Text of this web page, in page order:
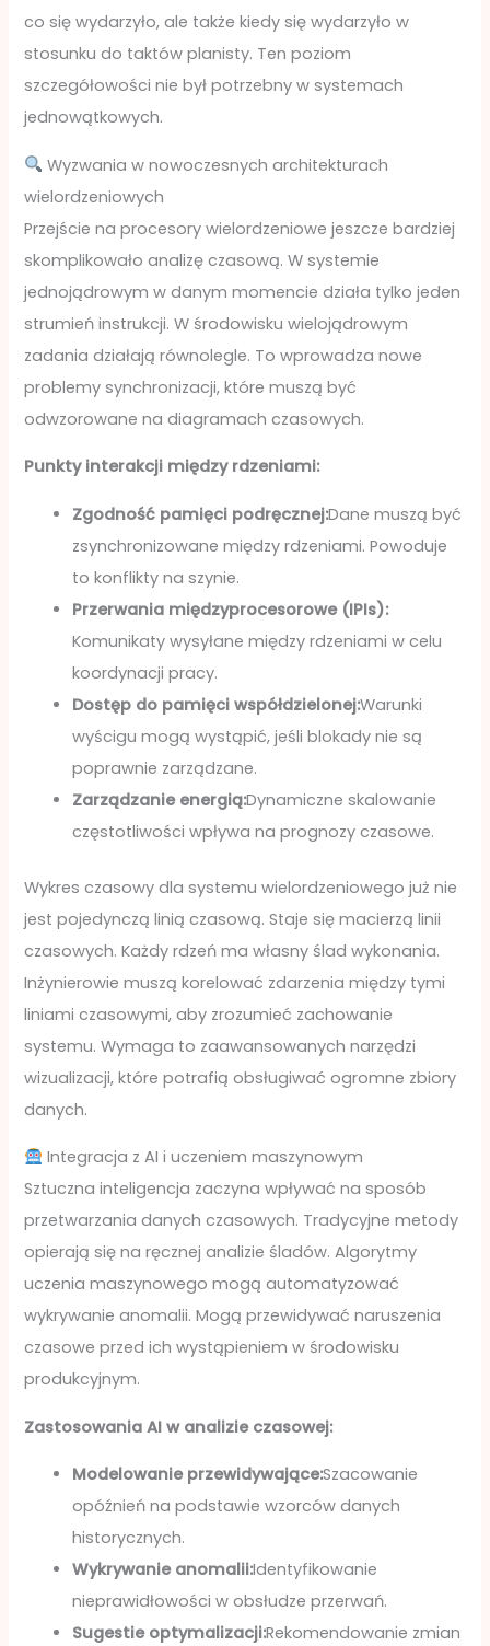
co się wydarzyło, ale także kiedy się wydarzyło w
stosunku do taktów planisty. Ten poziom
szczegółowości nie był potrzebny w systemach
jednowątkowych.
Wyzwania w nowoczesnych architekturach
wielordzeniowych
Przejście na procesory wielordzeniowe jeszcze bardziej
skomplikowało analizę czasową. W systemie
jednojądrowym w danym momencie działa tylko jeden
strumień instrukcji. W środowisku wielojądrowym
zadania działają równolegle. To wprowadza nowe
problemy synchronizacji, które muszą być
odwzorowane na diagramach czasowych.
Punkty interakcji między rdzeniami:
Zgodność pamięci podręcznej:Dane muszą być
zsynchronizowane między rdzeniami. Powoduje
to konflikty na szynie.
Przerwania międzyprocesorowe (IPIs):
Komunikaty wysyłane między rdzeniami w celu
koordynacji pracy.
Dostęp do pamięci współdzielonej:Warunki
wyścigu mogą wystąpić, jeśli blokady nie są
poprawnie zarządzane.
Zarządzanie energią:Dynamiczne skalowanie
częstotliwości wpływa na prognozy czasowe.
Wykres czasowy dla systemu wielordzeniowego już nie
jest pojedynczą linią czasową. Staje się macierzą linii
czasowych. Każdy rdzeń ma własny ślad wykonania.
Inżynierowie muszą korelować zdarzenia między tymi
liniami czasowymi, aby zrozumieć zachowanie
systemu. Wymaga to zaawansowanych narzędzi
wizualizacji, które potrafią obsługiwać ogromne zbiory
danych.
Integracja z AI i uczeniem maszynowym
Sztuczna inteligencja zaczyna wpływać na sposób
przetwarzania danych czasowych. Tradycyjne metody
opierają się na ręcznej analizie śladów. Algorytmy
uczenia maszynowego mogą automatyzować
wykrywanie anomalii. Mogą przewidywać naruszenia
czasowe przed ich wystąpieniem w środowisku
produkcyjnym.
Zastosowania AI w analizie czasowej:
Modelowanie przewidywające:Szacowanie
opóźnień na podstawie wzorców danych
historycznych.
Wykrywanie anomalii:Identyfikowanie
nieprawidłowości w obsłudze przerwań.
Sugestie optymalizacji:Rekomendowanie zmian